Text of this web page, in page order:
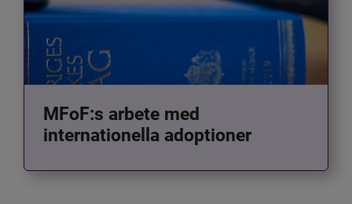
MFoF:s arbete med
internationella adoptioner